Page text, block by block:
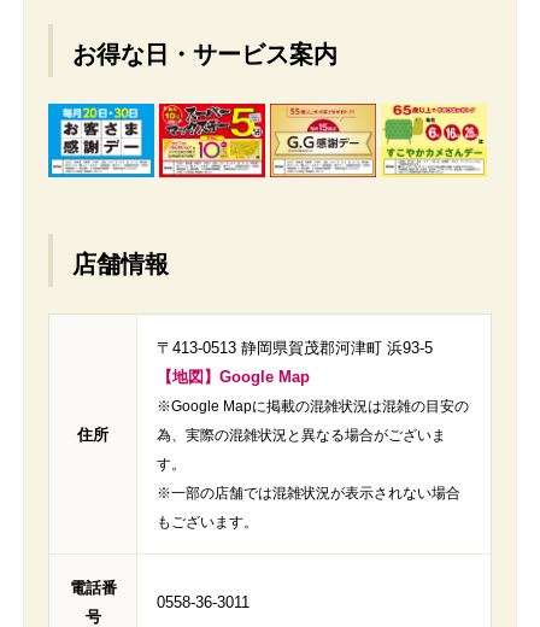
お得な日・サービス案内
店舗情報
住所
〒413-0513 静岡県賀茂郡河津町 浜93-5
【地図】Google Map
※Google Mapに掲載の混雑状況は混雑の目安の
為、実際の混雑状況と異なる場合がございま
す。
※一部の店舗では混雑状況が表示されない場合
もございます。
電話番
号
0558-36-3011